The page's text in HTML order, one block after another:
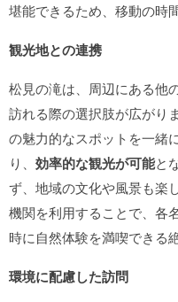
堪能できるため、移動の時
観光地との連携
松見の滝は、周辺にある他
訪れる際の選択肢が広がり
の魅力的なスポットを一緒
り、 効率的な観光が可能と
ず、地域の文化や風景も楽
機関を利用することで、各
時に自然体験を満喫できる
環境に配慮した訪問